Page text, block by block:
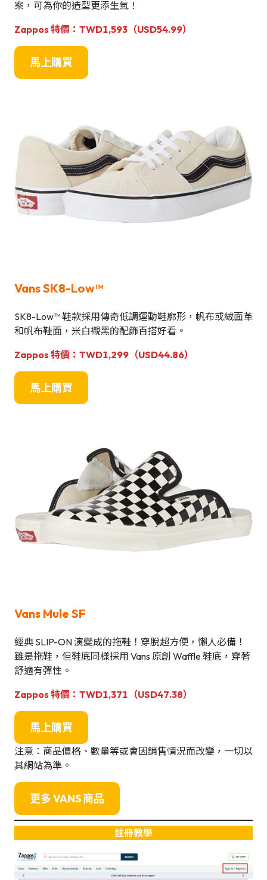
案，可為你的造型更添生氣！
Zappos 特價：TWD1,593（USD54.99）
馬上購買
Vans SK8-Low™
SK8-Low™ 鞋款採用傳奇低調運動鞋廓形，帆布或絨面革
和帆布鞋面，米白襯黑的配飾百搭好看。
Zappos 特價：TWD1,299（USD44.86）
馬上購買
Vans Mule SF
經典 SLIP-ON 演變成的拖鞋！穿脫超方便，懶人必備！
雖是拖鞋，但鞋底同樣採用 Vans 原創 Waffle 鞋底，穿著
舒適有彈性。
Zappos 特價：TWD1,371（USD47.38）
馬上購買
注意：商品價格、數量等或會因銷售情況而改變，一切以
其網站為準。
更多VANS 商品
註冊教學